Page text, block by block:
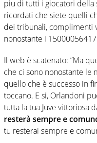
piu di tutti i giocatori della
ricordati che siete quelli
dei tribunali, complimenti
nonostante i
Il web è scatenato: “Ma
che ci sono nonostante le
quello che è successo in
toccano. E si, Orlandoni
tutta la tua Juve vittoriosa
resterà sempre e
tu resterai sempre e